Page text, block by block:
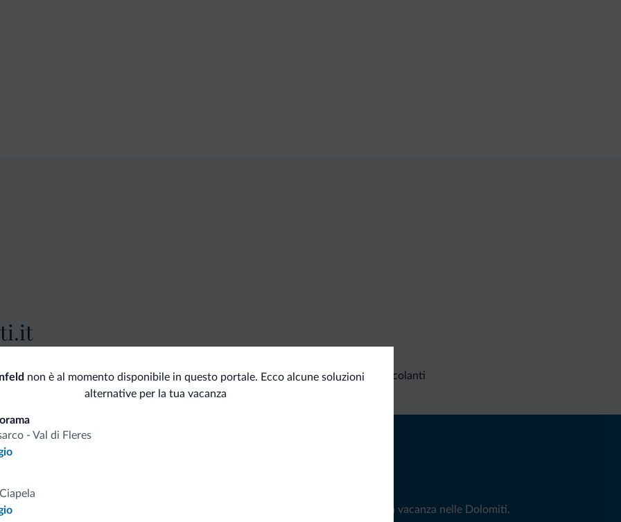
non è al momento disponibile in questo portale. Ecco alcune soluzioni
alternative per la tua vacanza
- Val di Fleres
Tariffe vantaggiose Richieste non vincolanti
Riceverai informazioni, offerte esclusive e news per la tua vacanza nelle Dolomiti.